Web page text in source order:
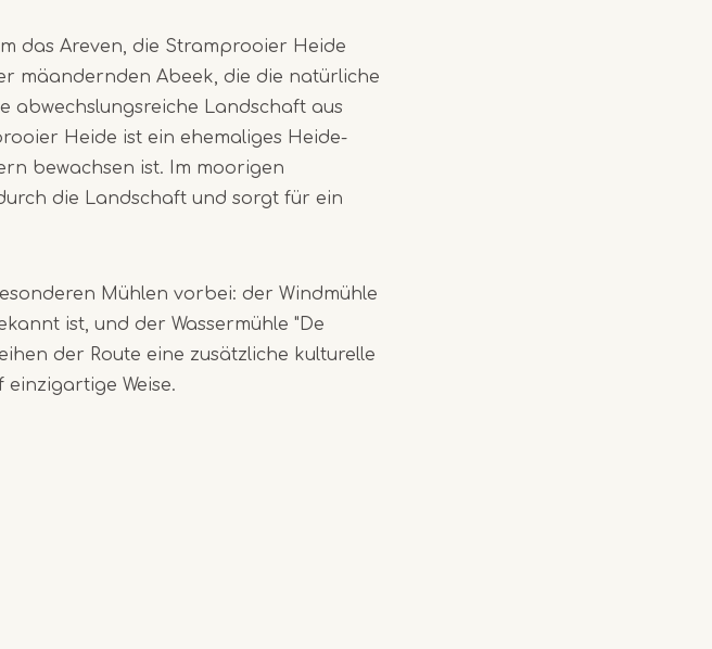
das Areven, die Stramprooier Heide
mäandernden Abeek, die die natürliche
abwechslungsreiche Landschaft aus
Heide ist ein ehemaliges Heide-
bewachsen ist. Im moorigen
die Landschaft und sorgt für ein
Mühlen vorbei: der Windmühle
ist, und der Wassermühle "De
der Route eine zusätzliche kulturelle
Weise.